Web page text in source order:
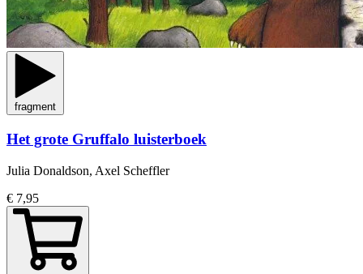
fragment
Het grote Gruffalo luisterboek
Julia Donaldson, Axel Scheffler
€ 7,95